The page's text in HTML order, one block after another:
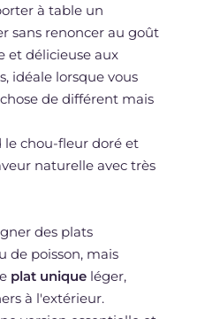
à table un
sans renoncer au goût
et délicieuse aux
idéale lorsque vous
de différent mais
le chou-fleur doré et
naturelle avec très
des plats
de poisson, mais
plat uniqueléger,
à l'extérieur.